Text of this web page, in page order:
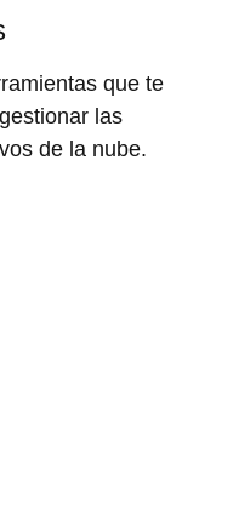
que te
las
de la nube.